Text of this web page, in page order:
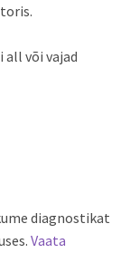
või vajad
diagnostikat
Vaata